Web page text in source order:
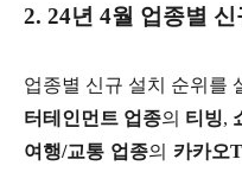
2. 24년 4월 업종별
업종별 신규 설치 순위를
터테인먼트 업종의 티빙,
여행/교통 업종의 카카오T